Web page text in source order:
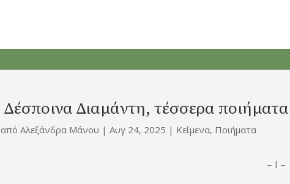
Δέσποινα Διαμάντη, τέσσερα ποιήματα
απόΑλεξάνδρα Μάνου |Αυγ 24, 2025 | Κείμενα, Ποιήματα
– Ι –